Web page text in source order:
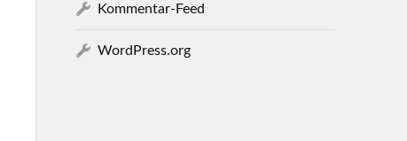
Kommentar-Feed
WordPress.org